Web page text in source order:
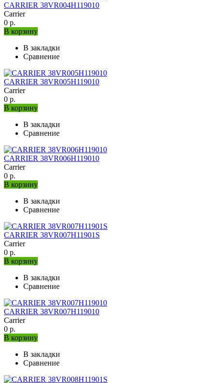
CARRIER 38VR004H119010
Carrier
0 р.
В корзину
В закладки
Сравнение
CARRIER 38VR005H119010
Carrier
0 р.
В корзину
В закладки
Сравнение
CARRIER 38VR006H119010
Carrier
0 р.
В корзину
В закладки
Сравнение
CARRIER 38VR007H11901S
Carrier
0 р.
В корзину
В закладки
Сравнение
CARRIER 38VR007H119010
Carrier
0 р.
В корзину
В закладки
Сравнение